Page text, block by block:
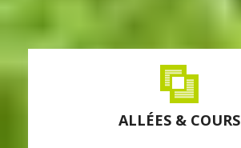
ALLÉES & COURS